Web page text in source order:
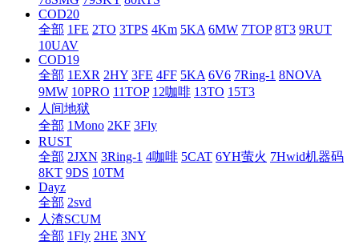
COD20
全部 1FE 2TO 3TPS 4Km 5KA 6MW 7TOP 8T3 9RUT
10UAV
COD19
全部 1EXR 2HY 3FE 4FF 5KA 6V6 7Ring-1 8NOVA
9MW 10PRO 11TOP 12咖啡 13TO 15T3
人间地狱
全部 1Mono 2KF 3Fly
RUST
全部 2JXN 3Ring-1 4咖啡 5CAT 6YH萤火 7Hwid机器码
8KT 9DS 10TM
Dayz
全部 2svd
人渣SCUM
全部 1Fly 2HE 3NY